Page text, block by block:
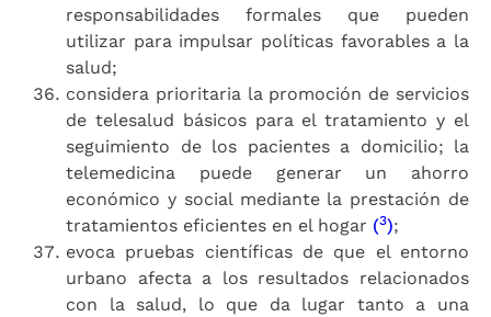
responsabilidades formales que pueden
utilizar para impulsar políticas favorables a la
salud;
considera prioritaria la promoción de servicios
de telesalud básicos para el tratamiento y el
seguimiento de los pacientes a domicilio; la
telemedicina puede generar un ahorro
económico y social mediante la prestación de
tratamientos eficientes en el hogar (3);
evoca pruebas científicas de que el entorno
urbano afecta a los resultados relacionados
con la salud, lo que da lugar tanto a una